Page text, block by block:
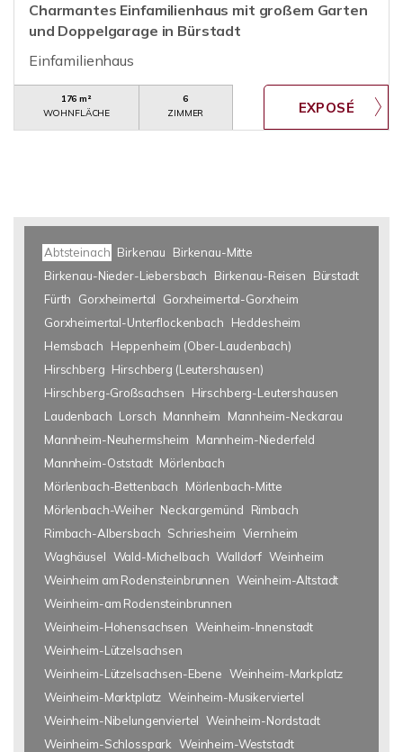
Charmantes Einfamilienhaus mit großem Garten
und Doppelgarage in Bürstadt
Einfamilienhaus
176 m²
WOHNFLÄCHE
6
ZIMMER
Abtsteinach Birkenau
Birkenau-Mitte
Birkenau-Nieder-Liebersbach
Birkenau-Reisen
Bürstadt
Fürth
Gorxheimertal
Gorxheimertal-Gorxheim
Gorxheimertal-Unterflockenbach
Heddesheim
Hemsbach
Heppenheim (Ober-Laudenbach)
Hirschberg Hirschberg (Leutershausen)
Hirschberg-Großsachsen
Hirschberg-Leutershausen
Laudenbach Lorsch Mannheim
Mannheim-Neckarau
Mannheim-Neuhermsheim
Mannheim-Niederfeld
Mannheim-Oststadt Mörlenbach
Mörlenbach-Bettenbach
Mörlenbach-Mitte
Mörlenbach-Weiher Neckargemünd
Rimbach
Rimbach-Albersbach Schriesheim Viernheim
Waghäusel Wald-Michelbach Walldorf Weinheim
Weinheim am Rodensteinbrunnen Weinheim-Altstadt
Weinheim-am Rodensteinbrunnen
Weinheim-Hohensachsen Weinheim-Innenstadt
Weinheim-Lützelsachsen
Weinheim-Lützelsachsen-Ebene Weinheim-Markplatz
Weinheim-Marktplatz Weinheim-Musikerviertel
Weinheim-Nibelungenviertel Weinheim-Nordstadt
Weinheim-Schlosspark Weinheim-Weststadt